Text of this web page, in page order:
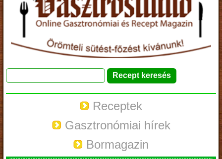
Receptek
Gasztronómiai hírek
Bormagazin